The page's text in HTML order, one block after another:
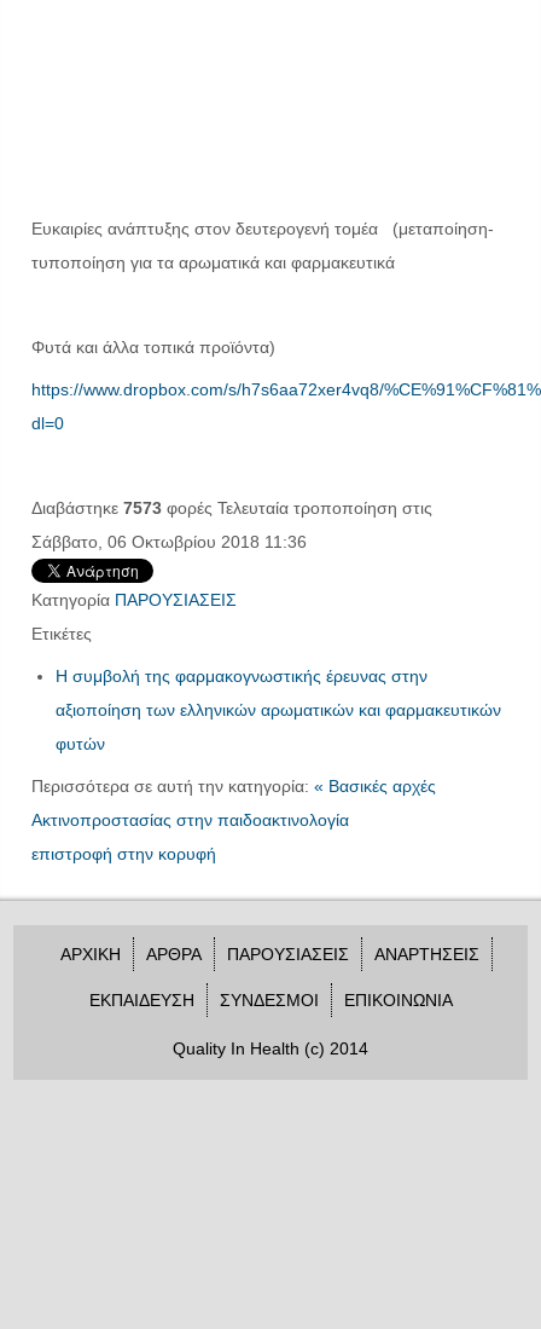
Ευκαιρίες ανάπτυξης στον δευτερογενή τομέα (μεταποίηση-
τυποποίηση για τα αρωματικά και φαρμακευτικά
Φυτά και άλλα τοπικά προϊόντα)
https://www.dropbox.com/s/h7s6aa72xer4vq8/
dl=0
Διαβάστηκε7573 φορέςΤελευταία τροποποίηση στις
Σάββατο, 06 Οκτωβρίου 2018 11:36
Κατηγορία ΠΑΡΟΥΣΙΑΣΕΙΣ
Ετικέτες
Η συμβολή της φαρμακογνωστικής έρευνας στην
αξιοποίηση των ελληνικών αρωματικών και φαρμακευτικών
φυτών
Περισσότερα σε αυτή την κατηγορία: « Βασικές αρχές
Ακτινοπροστασίας στην παιδοακτινολογία
επιστροφή στην κορυφή
ΑΡΧΙΚΗ ΑΡΘΡΑ ΠΑΡΟΥΣΙΑΣΕΙΣ ΑΝΑΡΤΗΣΕΙΣ
ΕΚΠΑΙΔΕΥΣΗ ΣΥΝΔΕΣΜΟΙ ΕΠΙΚΟΙΝΩΝΙΑ
Quality In Health (c) 2014